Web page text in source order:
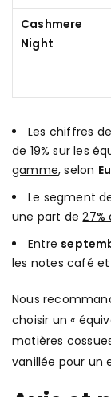
Cashmere
Night
Les chiffres
de 19% sur les
gamme, selon
Le segment
une part de
Entre
les notes café
Nous
choisir un «
matières
vanillée pour un